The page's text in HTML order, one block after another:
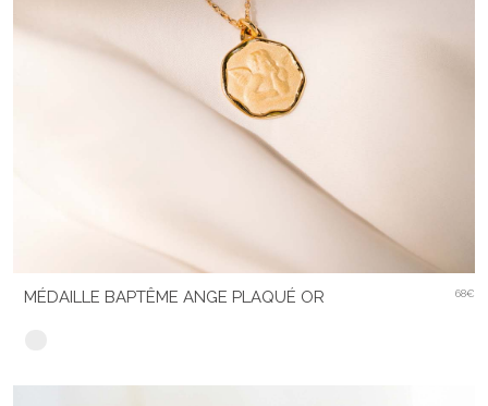
MÉDAILLE BAPTÊME ANGE PLAQUÉ OR 68€